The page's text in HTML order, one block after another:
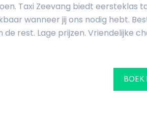
Taxi Zeevang biedt eersteklas
wanneer jij ons nodig hebt.
de rest. Lage prijzen. Vriendelijke
BOEK